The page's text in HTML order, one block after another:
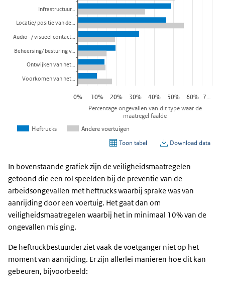
In bovenstaande grafiek zijn de veiligheidsmaatregelen
getoond die een rol speelden bij de preventie van de
arbeidsongevallen met heftrucks waarbij sprake was van
aanrijding door een voertuig. Het gaat dan om
veiligheidsmaatregelen waarbij het in minimaal 10% van de
ongevallen mis ging.
De heftruckbestuurder ziet vaak de voetganger niet op het
moment van aanrijding. Er zijn allerlei manieren hoe dit kan
gebeuren, bijvoorbeeld: